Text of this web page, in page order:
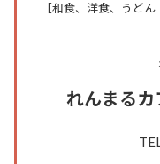
【和食、洋食、うど
れんまるカ